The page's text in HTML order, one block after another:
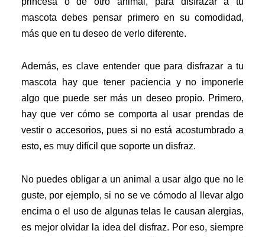
mascota debes pensar primero en su comodidad,
más que en tu deseo de verlo diferente.
Además, es clave entender que para disfrazar a tu
mascota hay que tener paciencia y no imponerle
algo que puede ser más un deseo propio. Primero,
hay que ver cómo se comporta al usar prendas de
vestir o accesorios, pues si no está acostumbrado a
esto, es muy difícil que soporte un disfraz.
No puedes obligar a un animal a usar algo que no le
guste, por ejemplo, si no se ve cómodo al llevar algo
encima o el uso de algunas telas le causan alergias,
es mejor olvidar la idea del disfraz. Por eso, siempre